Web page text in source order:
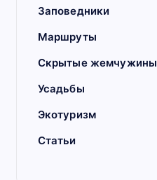
Заповедники
Маршруты
Скрытые жемчужины
Усадьбы
Экотуризм
Статьи